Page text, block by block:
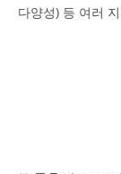
다양성) 등 여러